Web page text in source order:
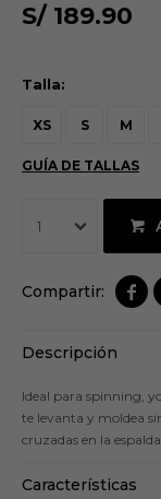
S/ 189.90
Talla:
XS S M
GUÍA DE TALLAS
1

Descripción
Ideal para spinning,
te levanta y moldea
cruzadas en la
Características